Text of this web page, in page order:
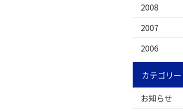
2008
2007
2006
カテゴリー
お知らせ